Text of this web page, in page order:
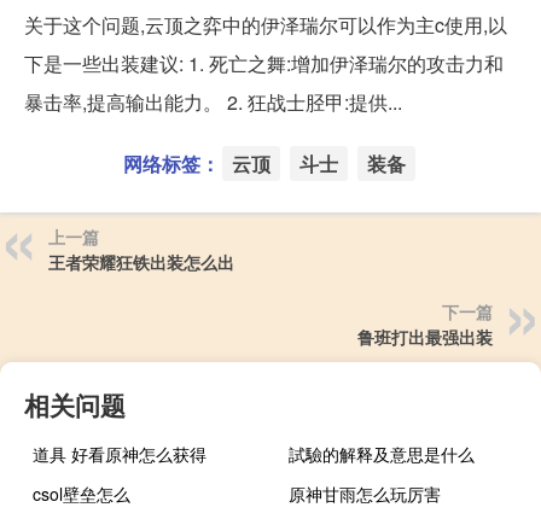
关于这个问题,云顶之弈中的伊泽瑞尔可以作为主c使用,以
下是一些出装建议: 1. 死亡之舞:增加伊泽瑞尔的攻击力和
暴击率,提高输出能力。 2. 狂战士胫甲:提供...
网络标签： 云顶 斗士 装备
上一篇
王者荣耀狂铁出装怎么出
下一篇
鲁班打出最强出装
相关问题
道具 好看原神怎么获得
試驗的解释及意思是什么
csol壁垒怎么
原神甘雨怎么玩厉害